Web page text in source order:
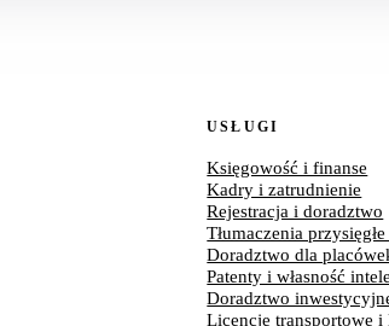
USŁUGI
Księgowość i finanse
Kadry i zatrudnienie
Rejestracja i doradztwo
Tłumaczenia
Doradztwo dla
Patenty i własność
Doradztwo
Licencje transportowe i